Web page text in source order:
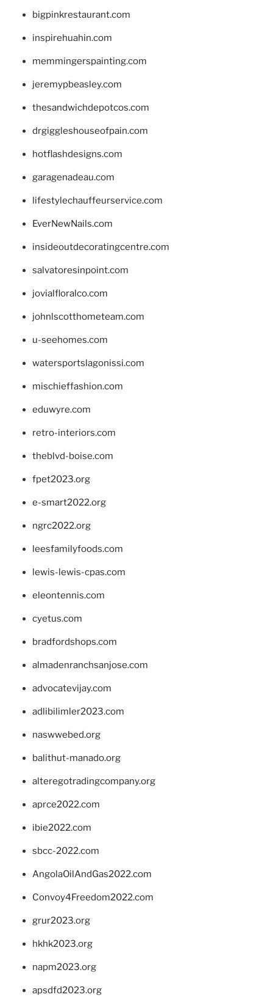
bigpinkrestaurant.com
inspirehuahin.com
memmingerspainting.com
jeremypbeasley.com
thesandwichdepotcos.com
drgiggleshouseofpain.com
hotflashdesigns.com
garagenadeau.com
lifestylechauffeurservice.com
EverNewNails.com
insideoutdecoratingcentre.com
salvatoresinpoint.com
jovialfloralco.com
johnlscotthometeam.com
u-seehomes.com
watersportslagonissi.com
mischieffashion.com
eduwyre.com
retro-interiors.com
theblvd-boise.com
fpet2023.org
e-smart2022.org
ngrc2022.org
leesfamilyfoods.com
lewis-lewis-cpas.com
eleontennis.com
cyetus.com
bradfordshops.com
almadenranchsanjose.com
advocatevijay.com
adlibilimler2023.com
naswwebed.org
balithut-manado.org
alteregotradingcompany.org
aprce2022.com
ibie2022.com
sbcc-2022.com
AngolaOilAndGas2022.com
Convoy4Freedom2022.com
grur2023.org
hkhk2023.org
napm2023.org
apsdfd2023.org